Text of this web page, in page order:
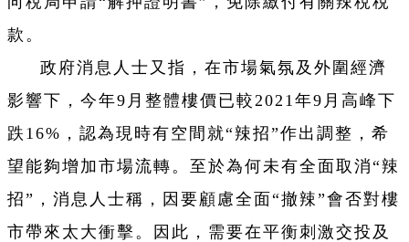
款。
政府消息人士又指，在市場氣氛及外圍經濟
影響下，今年9月整體樓價已較2021年9月高峰下
跌16%，認為現時有空間就“辣招”作出調整，希
望能夠增加市場流轉。至於為何未有全面取消“辣
招”，消息人士稱，因要顧慮全面“撤辣”會否對樓
市帶來太大衝擊。因此，需要在平衡刺激交投及